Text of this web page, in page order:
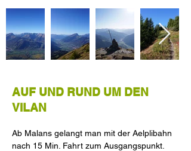
AUF UND RUND UM DEN
VILAN
Ab Malans gelangt man mit der Aelplibahn
nach 15 Min. Fahrt zum Ausgangspunkt.